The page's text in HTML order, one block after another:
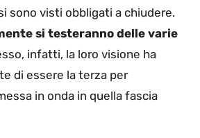
sono visti obbligati a chiudere.
si testeranno delle varie
infatti, la loro visione ha
di essere la terza per
in onda in quella fascia